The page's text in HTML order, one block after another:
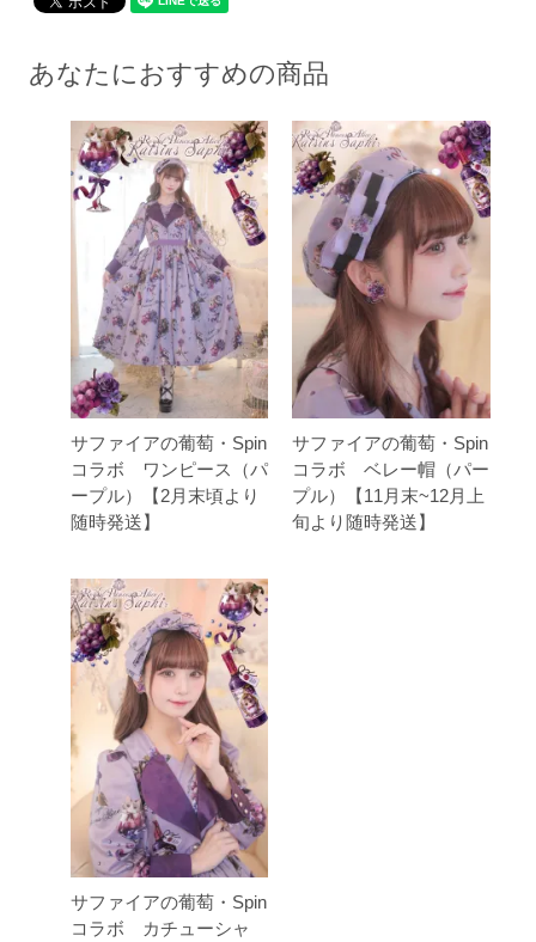
あなたにおすすめの商品
サファイアの葡萄・Spin
コラボ ワンピース（パ
ープル）【2月末頃より
随時発送】
サファイアの葡萄・Spin
コラボ ベレー帽（パー
プル）【11月末~12月上
旬より随時発送】
サファイアの葡萄・Spin
コラボ カチューシャ